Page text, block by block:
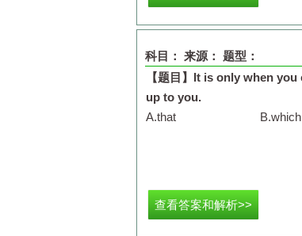
科目： 来源： 题型：
【题目】 It is only when you
up to you.
A.that B.which
查看答案和解析>>